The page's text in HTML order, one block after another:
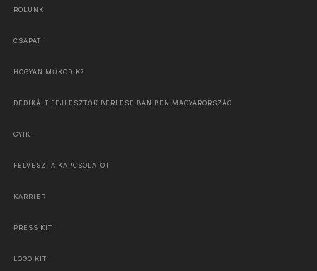
RÓLUNK
CSAPAT
HOGYAN MŰKÖDIK?
DEDIKÁLT FEJLESZTŐK BÉRLÉSE BAN BEN MAGYARORSZÁG
GYIK
FELVESZI A KAPCSOLATOT
KARRIER
PRESS KIT
LOGO KIT